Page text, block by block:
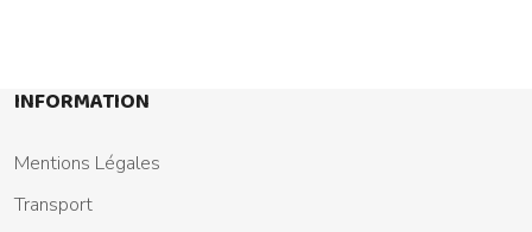
INFORMATION
Mentions Légales
Transport